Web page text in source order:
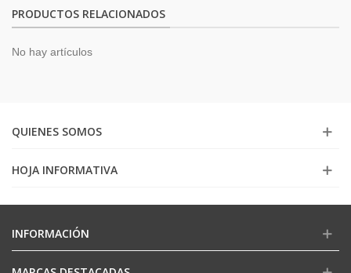
PRODUCTOS RELACIONADOS
No hay artículos
QUIENES SOMOS
HOJA INFORMATIVA
INFORMACIÓN